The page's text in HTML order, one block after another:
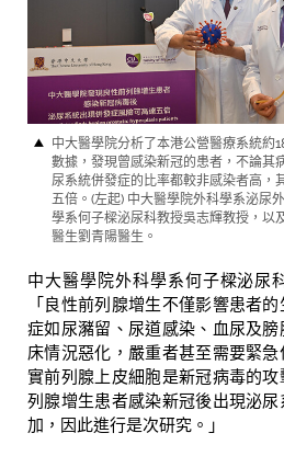
中大醫學院分析了本港公營醫療系統約
數據，發現曾感染新冠的患者，不論其
尿系統併發症的比率都較非感染者高，
五倍。(左起) 中大醫學院外科學系泌尿
學系何子樑泌尿科教授吳志輝教授，以
醫生劉青陽醫生。
中大醫學院外科學系何子樑泌尿
「良性前列腺增生不僅影響患者
症如尿瀦留、尿道感染、血尿及
床情況惡化，嚴重者甚至需要緊
實前列腺上皮細胞是新冠病毒的
列腺增生患者感染新冠後出現泌
加，因此進行是次研究。」